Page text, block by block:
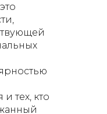
и тех, кто